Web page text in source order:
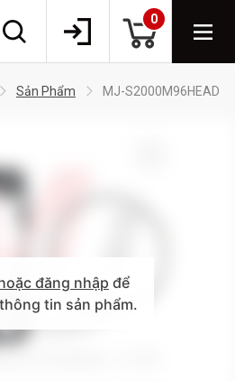
0
Sản Phẩm MJ-S2000M96HEAD
đăng nhập để
tin sản phẩm.